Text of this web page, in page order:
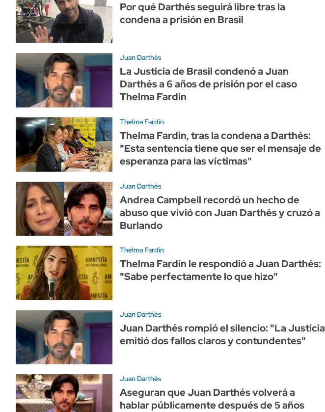
Por qué Darthés seguirá libre tras la
condena a prisión en Brasil
Juan Darthés
La Justicia de Brasil condenó a Juan
Darthés a 6 años de prisión por el caso
Thelma Fardin
Thelma Fardín
Thelma Fardin, tras la condena a Darthés:
"Esta sentencia tiene que ser el mensaje de
esperanza para las víctimas"
Juan Darthés
Andrea Campbell recordó un hecho de
abuso que vivió con Juan Darthés y cruzó a
Burlando
Thelma Fardín
Thelma Fardín le respondió a Juan Darthés:
"Sabe perfectamente lo que hizo"
Juan Darthés
Juan Darthés rompió el silencio: "La Justicia
emitió dos fallos claros y contundentes"
Juan Darthés
Aseguran que Juan Darthés volverá a
hablar públicamente después de 5 años